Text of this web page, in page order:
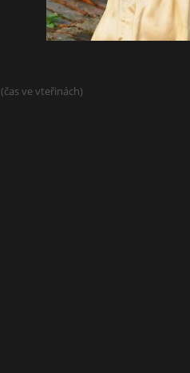
(čas ve vteřinách)